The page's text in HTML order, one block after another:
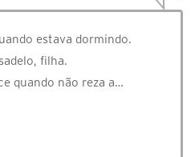
estava dormindo.
filha.
quando não reza a…